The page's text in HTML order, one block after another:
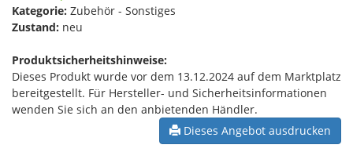
Kategorie: Zubehör - Sonstiges
Zustand: neu
Produktsicherheitshinweise:
Dieses Produkt wurde vor dem 13.12.2024 auf dem Marktplatz
bereitgestellt. Für Hersteller- und Sicherheitsinformationen
wenden Sie sich an den anbietenden Händler.
Dieses Angebot ausdrucken